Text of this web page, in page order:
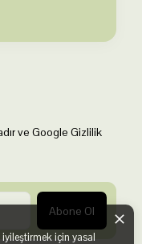
için yasal
ve Google Gizlilik
Abone Ol